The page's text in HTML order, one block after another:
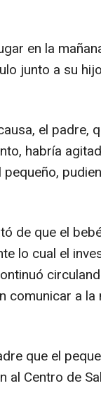
en la
junto a su
el padre,
habría
de que el
lo cual el
comunicar a la
que el
Centro de